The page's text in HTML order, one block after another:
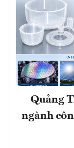
Quảng
ngành